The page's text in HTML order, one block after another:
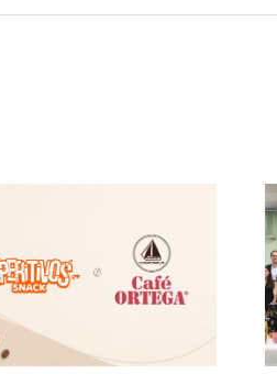
Café Ortega y amplía su